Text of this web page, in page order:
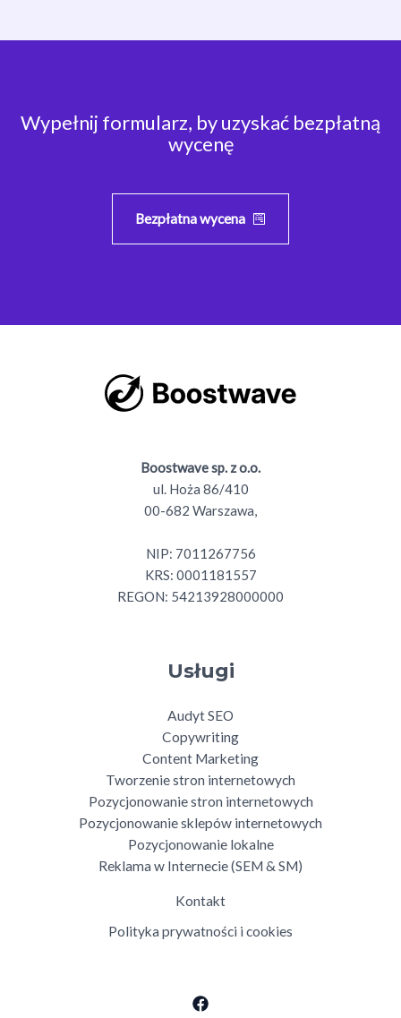
Wypełnij formularz, by uzyskać bezpłatną
wycenę
Bezpłatna wycena
Boostwave sp. z o.o.
ul. Hoża 86/410
00-682 Warszawa,
NIP: 7011267756
KRS: 0001181557
REGON: 54213928000000
Usługi
Audyt SEO
Copywriting
Content Marketing
Tworzenie stron internetowych
Pozycjonowanie stron internetowych
Pozycjonowanie sklepów internetowych
Pozycjonowanie lokalne
Reklama w Internecie (SEM & SM)
Kontakt
Polityka prywatności i cookies